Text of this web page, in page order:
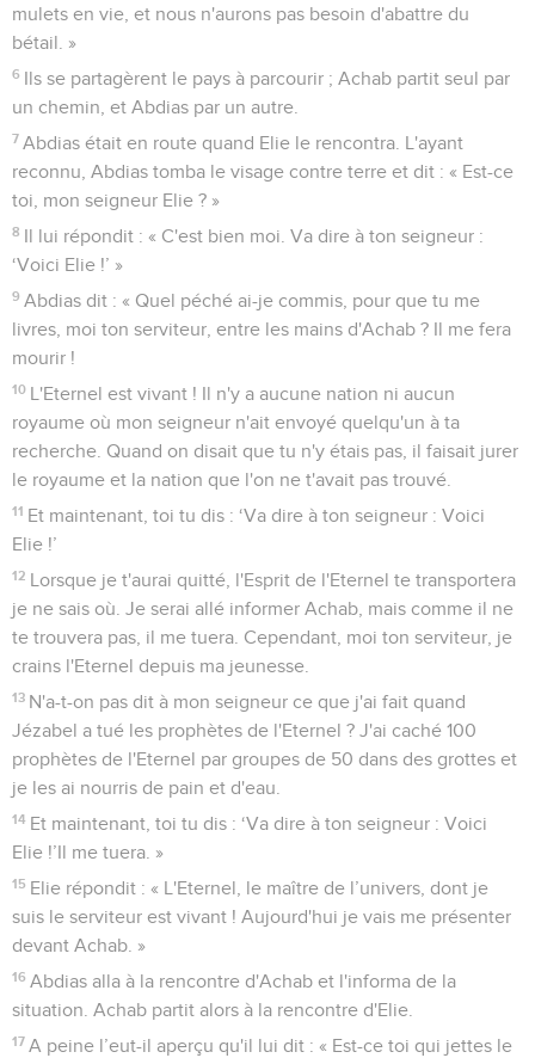
mulets en vie, et nous n'aurons pas besoin d'abattre du
bétail. »
6 Ils se partagèrent le pays à parcourir ; Achab partit seul par
un chemin, et Abdias par un autre.
7 Abdias était en route quand Elie le rencontra. L'ayant
reconnu, Abdias tomba le visage contre terre et dit : « Est-ce
toi, mon seigneur Elie ? »
8 Il lui répondit : « C'est bien moi. Va dire à ton seigneur :
‘Voici Elie !’ »
9 Abdias dit : « Quel péché ai-je commis, pour que tu me
livres, moi ton serviteur, entre les mains d'Achab ? Il me fera
mourir !
10 L'Eternel est vivant ! Il n'y a aucune nation ni aucun
royaume où mon seigneur n'ait envoyé quelqu'un à ta
recherche. Quand on disait que tu n'y étais pas, il faisait jurer
le royaume et la nation que l'on ne t'avait pas trouvé.
11 Et maintenant, toi tu dis : ‘Va dire à ton seigneur : Voici
Elie !’
12 Lorsque je t'aurai quitté, l'Esprit de l'Eternel te transportera
je ne sais où. Je serai allé informer Achab, mais comme il ne
te trouvera pas, il me tuera. Cependant, moi ton serviteur, je
crains l'Eternel depuis ma jeunesse.
13 N'a-t-on pas dit à mon seigneur ce que j'ai fait quand
Jézabel a tué les prophètes de l'Eternel ? J'ai caché 100
prophètes de l'Eternel par groupes de 50 dans des grottes et
je les ai nourris de pain et d'eau.
14 Et maintenant, toi tu dis : ‘Va dire à ton seigneur : Voici
Elie !’Il me tuera. »
15 Elie répondit : « L'Eternel, le maître de l’univers, dont je
suis le serviteur est vivant ! Aujourd'hui je vais me présenter
devant Achab. »
16 Abdias alla à la rencontre d'Achab et l'informa de la
situation. Achab partit alors à la rencontre d'Elie.
17 A peine l’eut-il aperçu qu'il lui dit : « Est-ce toi qui jettes le